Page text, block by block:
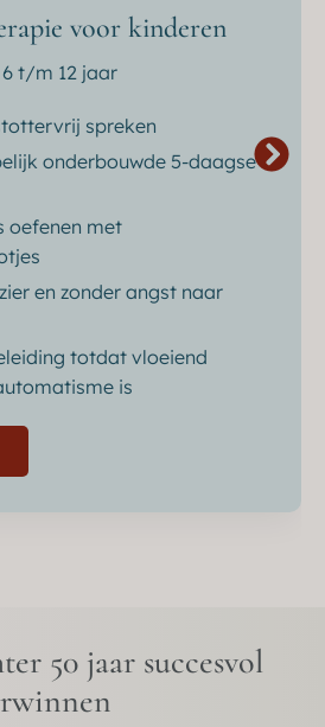
voor kinderen
6 t/m 12 jaar
spreken
onderbouwde 5-daagse
oefenen met
en zonder angst naar
totdat vloeiend
is
50 jaar succesvol